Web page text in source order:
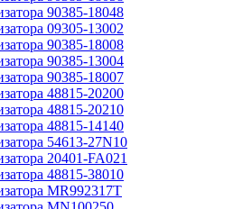
90385-18048
09305-13002
90385-18008
90385-13004
90385-18007
48815-20200
48815-20210
48815-14140
54613-27N10
20401-FA021
48815-38010
MR992317T